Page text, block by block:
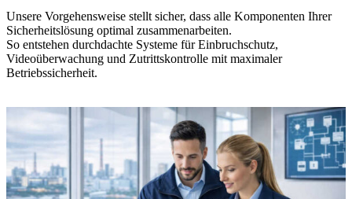
Unsere Vorgehensweise stellt sicher, dass alle Komponenten Ihrer
Sicherheitslösung optimal zusammenarbeiten.
So entstehen durchdachte Systeme für Einbruchschutz,
Videoüberwachung und Zutrittskontrolle mit maximaler
Betriebssicherheit.